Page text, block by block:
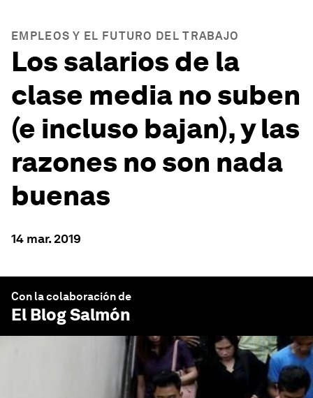
EMPLEOS Y EL FUTURO DEL TRABAJO
Los salarios de la
clase media no suben
(e incluso bajan), y las
razones no son nada
buenas
14 mar. 2019
Con la colaboración de
El Blog Salmón